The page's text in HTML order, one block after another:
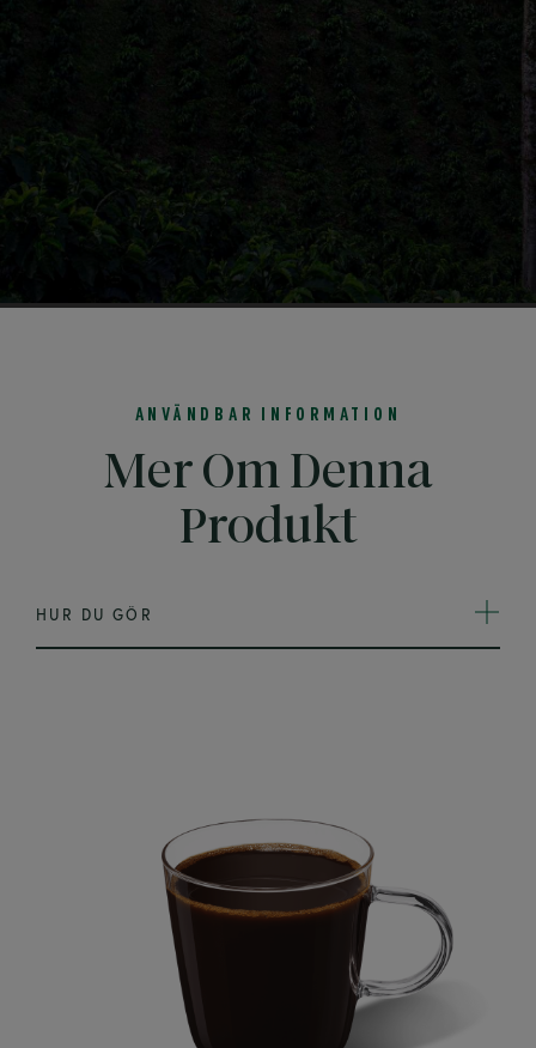
ANVÄNDBAR INFORMATION
Mer Om Denna
Produkt
HUR DU GÖR